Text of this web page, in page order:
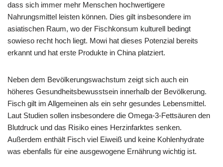
dass sich immer mehr Menschen hochwertigere
Nahrungsmittel leisten können. Dies gilt insbesondere im
asiatischen Raum, wo der Fischkonsum kulturell bedingt
sowieso recht hoch liegt. Mowi hat dieses Potenzial bereits
erkannt und hat erste Produkte in China platziert.
Neben dem Bevölkerungswachstum zeigt sich auch ein
höheres Gesundheitsbewusstsein innerhalb der Bevölkerung.
Fisch gilt im Allgemeinen als ein sehr gesundes Lebensmittel.
Laut Studien sollen insbesondere die Omega-3-Fettsäuren den
Blutdruck und das Risiko eines Herzinfarktes senken.
Außerdem enthält Fisch viel Eiweiß und keine Kohlenhydrate
was ebenfalls für eine ausgewogene Ernährung wichtig ist.